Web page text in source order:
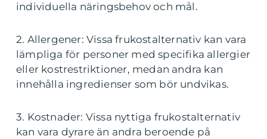
individuella näringsbehov och mål.
2. Allergener: Vissa frukostalternativ kan vara
lämpliga för personer med specifika allergier
eller kostrestriktioner, medan andra kan
innehålla ingredienser som bör undvikas.
3. Kostnader: Vissa nyttiga frukostalternativ
kan vara dyrare än andra beroende på